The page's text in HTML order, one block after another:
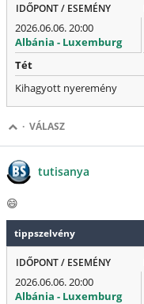
IDŐPONT / ESEMÉNY
2026.06.06. 20:00
Albánia - Luxemburg
Tét
Kihagyott nyeremény
· VÁLASZ
tutisanya
😄
tippszelvény
IDŐPONT / ESEMÉNY
2026.06.06. 20:00
Albánia - Luxemburg